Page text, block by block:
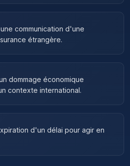
communication d'une
étrangère.
dommage économique
contexte international.
d'un délai pour agir en